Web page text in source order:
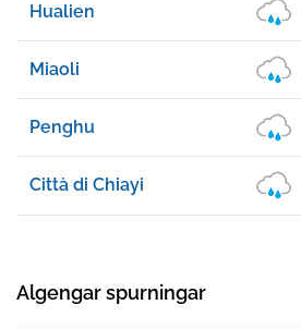
Hualien
Miaoli
Penghu
Città di Chiayi
Algengar spurningar